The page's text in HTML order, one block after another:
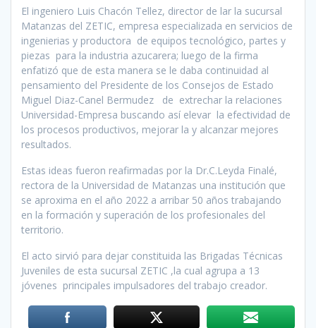
El ingeniero Luis Chacón Tellez, director de lar la sucursal
Matanzas del ZETIC, empresa especializada en servicios de
ingenierias y productora de equipos tecnológico, partes y
piezas para la industria azucarera; luego de la firma
enfatizó que de esta manera se le daba continuidad al
pensamiento del Presidente de los Consejos de Estado
Miguel Diaz-Canel Bermudez de extrechar la relaciones
Universidad-Empresa buscando así elevar la efectividad de
los procesos productivos, mejorar la y alcanzar mejores
resultados.
Estas ideas fueron reafirmadas por la Dr.C.Leyda Finalé,
rectora de la Universidad de Matanzas una institución que
se aproxima en el año 2022 a arribar 50 años trabajando
en la formación y superación de los profesionales del
territorio.
El acto sirvió para dejar constituida las Brigadas Técnicas
Juveniles de esta sucursal ZETIC ,la cual agrupa a 13
jóvenes principales impulsadores del trabajo creador.